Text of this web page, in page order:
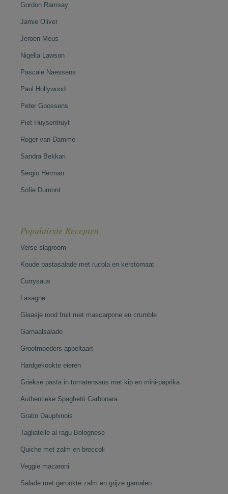
Gordon Ramsay
Jamie Oliver
Jeroen Meus
Nigella Lawson
Pascale Naessens
Paul Hollywood
Peter Goossens
Piet Huysentruyt
Roger van Damme
Sandra Bekkari
Sergio Herman
Sofie Dumont
Populairste Recepten
Verse slagroom
Koude pastasalade met rucola en kerstomaat
Currysaus
Lasagne
Glaasje rood fruit met mascarpone en crumble
Garnaalsalade
Grootmoeders appeltaart
Hardgekookte eieren
Griekse pasta in tomatensaus met kip en mini-paprika
Authentieke Spaghetti Carbonara
Gratin Dauphinois
Tagliatelle al ragu Bolognese
Quiche met zalm en broccoli
Veggie macaroni
Salade met gerookte zalm en grijze garnalen